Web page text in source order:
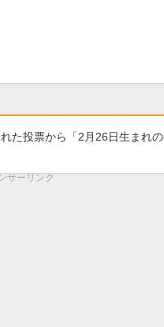
た投票から「2月26日生まれ
サーリンク